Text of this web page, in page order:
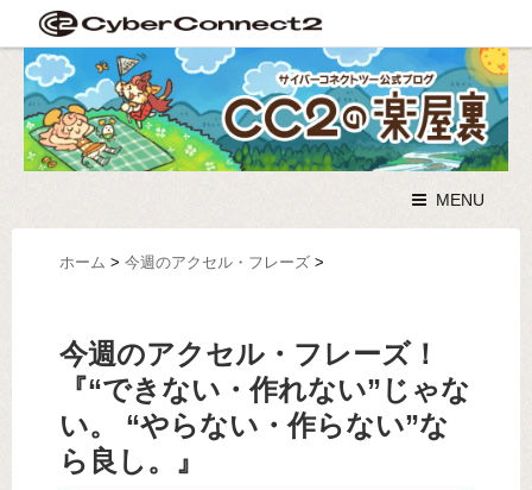
MENU
ホーム > 今週のアクセル・フレーズ >
今週のアクセル・フレーズ！
『“できない・作れない”じゃな
い。 “やらない・作らない”な
ら良し。』